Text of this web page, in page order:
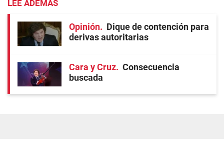
LEE ADEMÁS
Opinión
Dique de contención para
derivas autoritarias
Cara y Cruz
Consecuencia
buscada